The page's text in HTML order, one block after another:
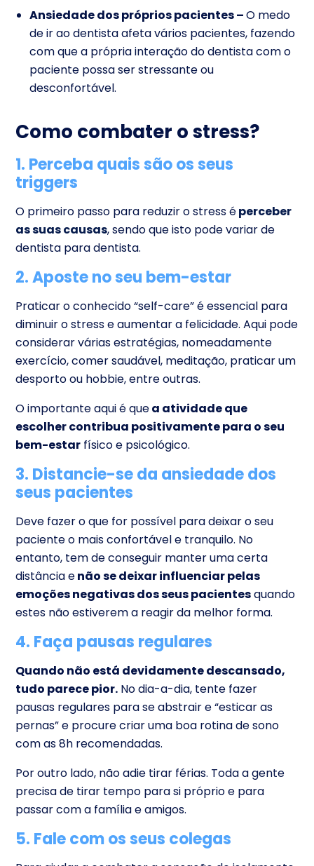
Ansiedade dos próprios pacientes –O medo
de ir ao dentista afeta vários pacientes, fazendo
com que a própria interação do dentista com o
paciente possa ser stressante ou
desconfortável.
Como combater o stress?
1. Perceba quais são os seus
triggers
O primeiro passo para reduzir o stress éperceber
as suas causas, sendo que isto pode variar de
dentista para dentista.
2. Aposte no seu bem-estar
Praticar o conhecido “self-care” é essencial para
diminuir o stress e aumentar a felicidade. Aqui pode
considerar várias estratégias, nomeadamente
exercício, comer saudável, meditação, praticar um
desporto ou hobbie, entre outras.
O importante aqui é quea atividade que
escolher contribua positivamente para o seu
bem-estar físico e psicológico.
3. Distancie-se da ansiedade dos
seus pacientes
Deve fazer o que for possível para deixar o seu
paciente o mais confortável e tranquilo. No
entanto, tem de conseguir manter uma certa
distância enão se deixar influenciar pelas
emoções negativas dos seus pacientesquando
estes não estiverem a reagir da melhor forma.
4. Faça pausas regulares
Quando não está devidamente descansado,
tudo parece pior. No dia-a-dia, tente fazer
pausas regulares para se abstrair e “esticar as
pernas” e procure criar uma boa rotina de sono
com as 8h recomendadas.
Por outro lado, não adie tirar férias. Toda a gente
precisa de tirar tempo para si próprio e para
passar com a família e amigos.
5. Fale com os seus colegas